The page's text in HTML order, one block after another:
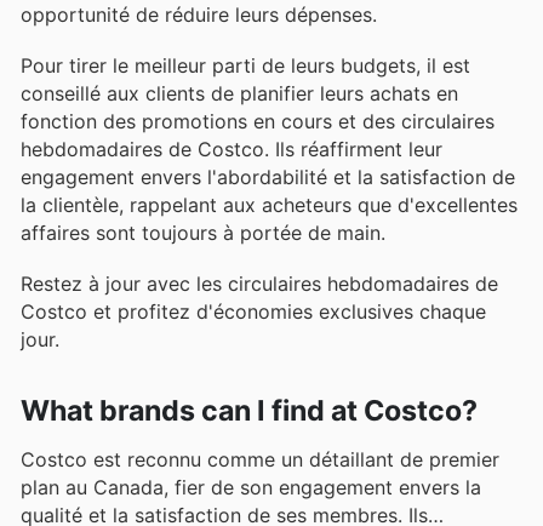
opportunité de réduire leurs dépenses.
Pour tirer le meilleur parti de leurs budgets, il est
conseillé aux clients de planifier leurs achats en
fonction des promotions en cours et des circulaires
hebdomadaires de Costco. Ils réaffirment leur
engagement envers l'abordabilité et la satisfaction de
la clientèle, rappelant aux acheteurs que d'excellentes
affaires sont toujours à portée de main.
Restez à jour avec les circulaires hebdomadaires de
Costco et profitez d'économies exclusives chaque
jour.
What brands can I find at Costco?
Costco est reconnu comme un détaillant de premier
plan au Canada, fier de son engagement envers la
qualité et la satisfaction de ses membres. Ils